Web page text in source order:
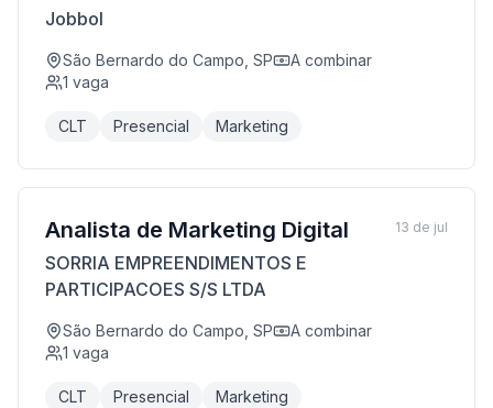
Jobbol
São Bernardo do Campo, SP
A combinar
1 vaga
CLT Presencial Marketing
Analista de Marketing Digital
SORRIA EMPREENDIMENTOS E
PARTICIPACOES S/S LTDA
São Bernardo do Campo, SP
A combinar
1 vaga
CLT Presencial Marketing
13 de jul